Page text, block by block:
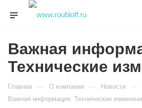
Важная
Технические
Главная — О компании — Новости —
Важная информация: Технические